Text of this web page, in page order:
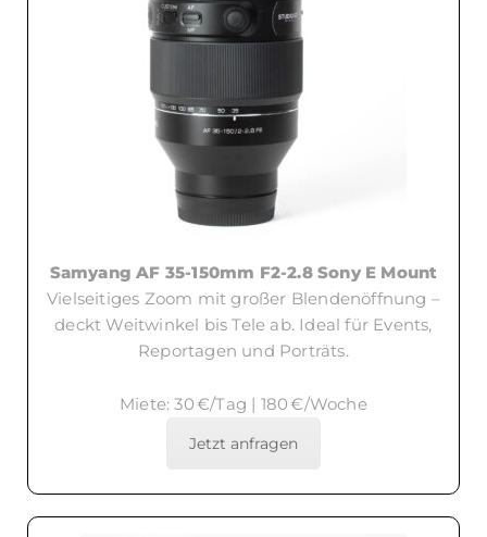
Samyang AF 35-150mm F2-2.8 Sony E Mount
Vielseitiges Zoom mit großer Blendenöffnung –
deckt Weitwinkel bis Tele ab. Ideal für Events,
Reportagen und Porträts.
Miete: 30 €/Tag | 180 €/Woche
Jetzt anfragen